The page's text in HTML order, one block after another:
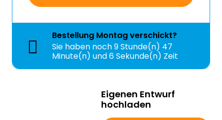
Bestellung Montagverschickt?
Sie haben noch9 Stunde(n) 47
Minute(n) und 5 Sekunde(n) Zeit
Eigenen Entwurf
hochladen